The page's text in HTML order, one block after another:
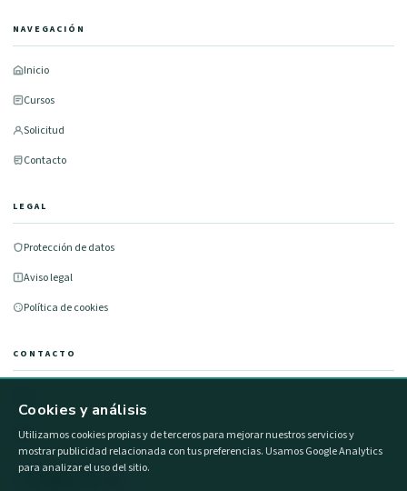
NAVEGACIÓN
Inicio
Cursos
Solicitud
Contacto
LEGAL
Protección de datos
Aviso legal
Política de cookies
CONTACTO
info@formacionestatal.com
Cookies y análisis
Utilizamos cookies propias y de terceros para mejorar nuestros servicios y
mostrar publicidad relacionada con tus preferencias. Usamos Google Analytics
para analizar el uso del sitio.